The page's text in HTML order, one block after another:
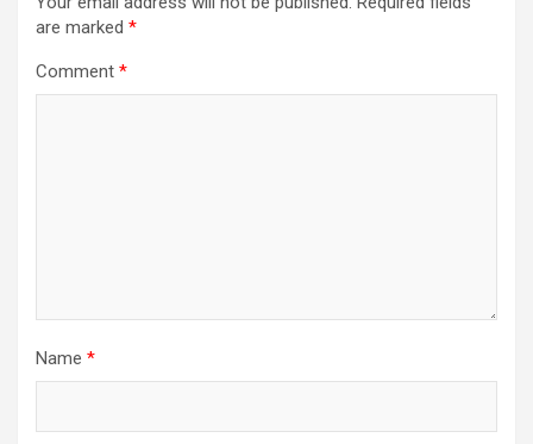
are marked *
Comment *
Name *